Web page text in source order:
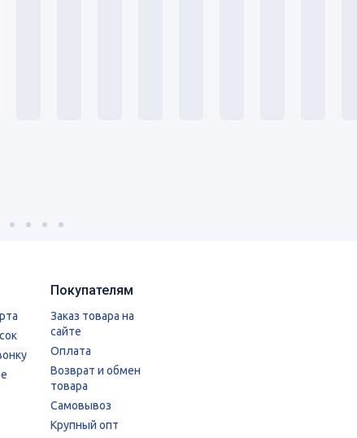
Покупателям
Заказ товара на
сайте
Оплата
Возврат и обмен
товара
Самовывоз
Крупный опт